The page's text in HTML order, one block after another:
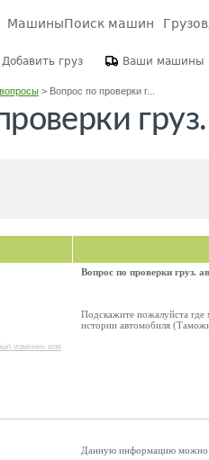
МашиныПоиск машин
Добавить груз Ваши машины
> Вопрос по проверки г...
изменен или
Вопрос по проверки груз.
Подскажите пожалуйста
истории автомобиля
Данную информацию можно